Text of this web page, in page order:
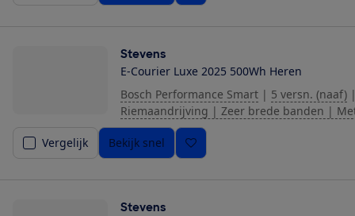
Stevens
E-Courier Luxe 2025 500Wh Heren
Bosch Performance Smart | 5 versn. (naaf)
Riemaandrijving | Zeer brede banden |
Vergelijk Bekijk snel
Stevens